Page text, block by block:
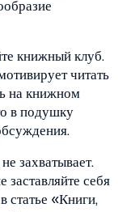
книжный клуб.
читать
на книжном
в подушку
захватывает.
заставляйте себя
статье «Книги,